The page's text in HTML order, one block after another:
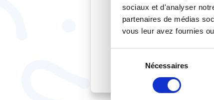
sociaux et d'analyser
partenaires de médias
vous leur avez fournies
consentement
Nécessaires
La CFTC
Tous les